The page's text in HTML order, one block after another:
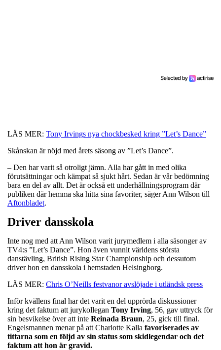
LÄS MER: Tony Irvings nya chockbesked kring ”Let’s Dance”
Skånskan är nöjd med årets säsong av ”Let’s Dance”.
– Den har varit så otroligt jämn. Alla har gått in med olika
förutsättningar och kämpat så sjukt hårt. Sedan är vår bedömning
bara en del av allt. Det är också ett underhållningsprogram där
publiken där hemma ska hitta sina favoriter, säger Ann Wilson till
Aftonbladet.
Driver dansskola
Inte nog med att Ann Wilson varit jurymedlem i alla säsonger av
TV4:s ”Let’s Dance”. Hon även vunnit världens största
danstävling, British Rising Star Championship och dessutom
driver hon en dansskola i hemstaden Helsingborg.
LÄS MER: Chris O’Neills festvanor avslöjade i utländsk press
Inför kvällens final har det varit en del upprörda diskussioner
kring det faktum att jurykollegan Tony Irving, 56, gav uttryck för
sin besvikelse över att inte Reinada Braun, 25, gick till final.
Engelsmannen menar på att Charlotte Kalla favoriserades av
tittarna som en följd av sin status som skidlegendar och det
faktum att hon är gravid.